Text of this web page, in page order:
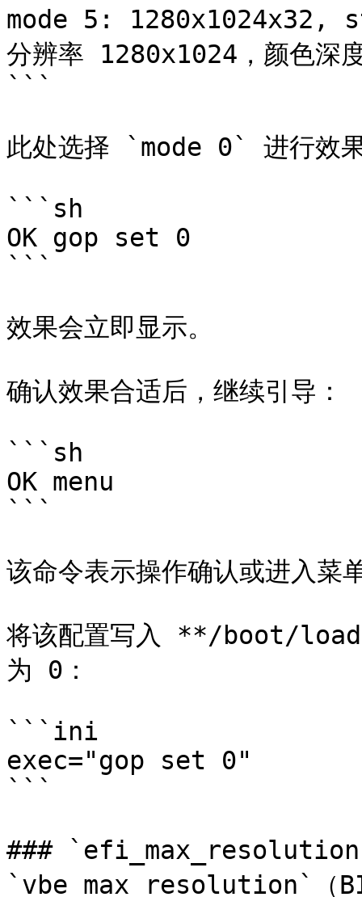
mode 5: 1280x1024x32,
分辨率 1280x1024，颜色深
```
此处选择 `mode 0` 进行效
```sh
OK gop set 0
```
效果会立即显示。
确认效果合适后，继续引导：
```sh
OK menu
```
该命令表示操作确认或进入菜
将该配置写入 **/boot/
为 0：
```ini
exec="gop set 0"
```
### `efi_max_resolution`
`vbe_max_resolution`（